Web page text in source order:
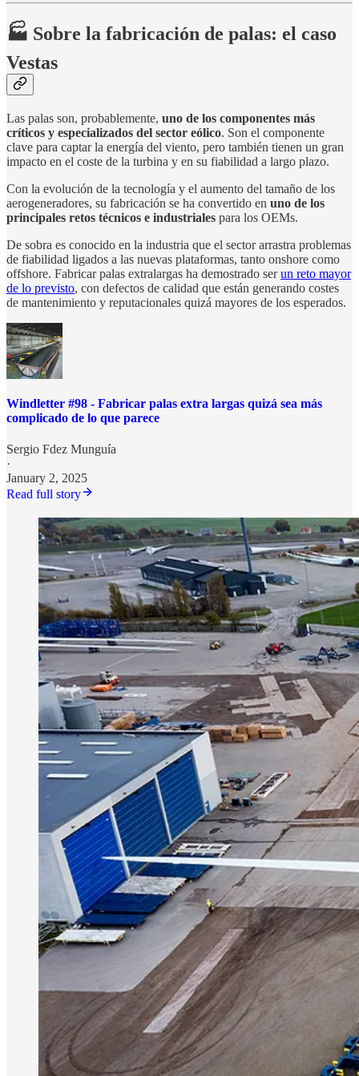
🏭 Sobre la fabricación de palas: el caso
Vestas
Las palas son, probablemente, uno de los componentes más
críticos y especializados del sector eólico. Son el componente
clave para captar la energía del viento, pero también tienen un gran
impacto en el coste de la turbina y en su fiabilidad a largo plazo.
Con la evolución de la tecnología y el aumento del tamaño de los
aerogeneradores, su fabricación se ha convertido en uno de los
principales retos técnicos e industriales para los OEMs.
De sobra es conocido en la industria que el sector arrastra problemas
de fiabilidad ligados a las nuevas plataformas, tanto onshore como
offshore. Fabricar palas extralargas ha demostrado serun reto mayor
de lo previsto, con defectos de calidad que están generando costes
de mantenimiento y reputacionales quizá mayores de los esperados.
Windletter #98 - Fabricar palas extra largas quizá sea más
complicado de lo que parece
Sergio Fdez Munguía
·
January 2, 2025
Read full story